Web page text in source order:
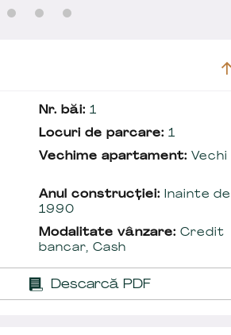
Nr. băi: 1
Locuri de parcare: 1
Vechime apartament: Vechi
Anul construcției: Inainte de
1990
Modalitate vânzare: Credit
bancar, Cash
Descarcă PDF